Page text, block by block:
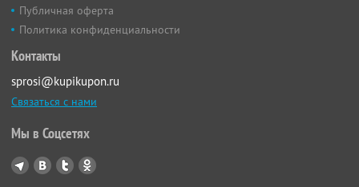
Публичная оферта
Политика конфиденциальности
Контакты
sprosi@kupikupon.ru
Связаться с нами
Мы в Соцсетях